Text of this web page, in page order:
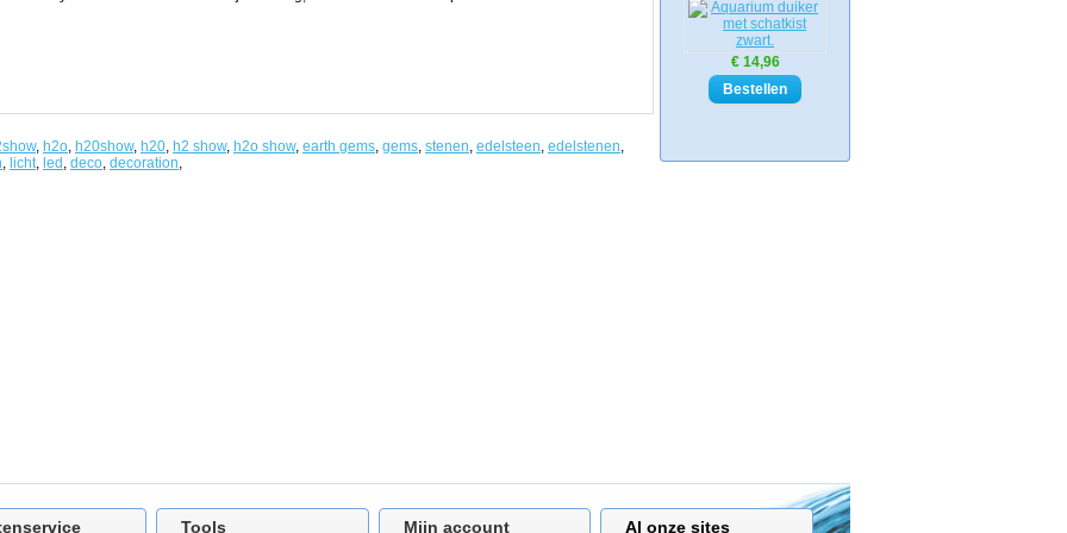
€ 14,96
, h2o, h20show, h20, h2 show, h2o show, earth gems, gems, stenen, edelsteen, edelstenen,
, licht, led , deco, decoration,
Tools Mijn account Al onze sites